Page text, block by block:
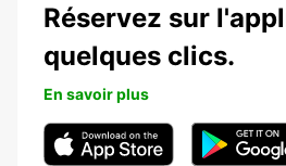
Réservez sur
quelques clics.
En savoir plus